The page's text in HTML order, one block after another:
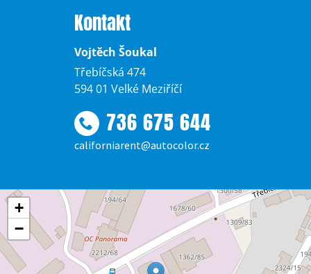
Kontakt
Vojtěch Šoukal
Třebíčská 474
594 01 Velké Meziříčí
736 675 644
californiarent@autocolor.cz
+
−